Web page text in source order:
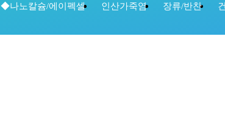
◆나노칼슘/에이펙셀 인산가죽염 장류/반찬